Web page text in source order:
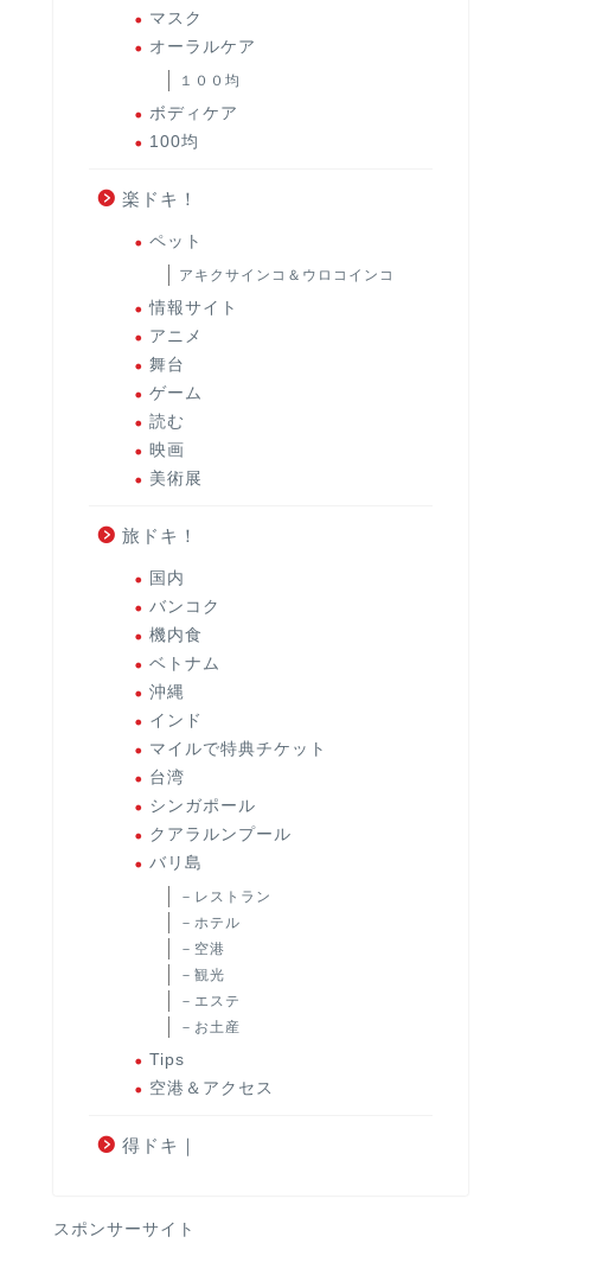
マスク
オーラルケア
１００均
ボディケア
100均
楽ドキ！
ペット
アキクサインコ＆ウロコインコ
情報サイト
アニメ
舞台
ゲーム
読む
映画
美術展
旅ドキ！
国内
バンコク
機内食
ベトナム
沖縄
インド
マイルで特典チケット
台湾
シンガポール
クアラルンプール
バリ島
－レストラン
－ホテル
－空港
－観光
－エステ
－お土産
Tips
空港＆アクセス
得ドキ｜
スポンサーサイト